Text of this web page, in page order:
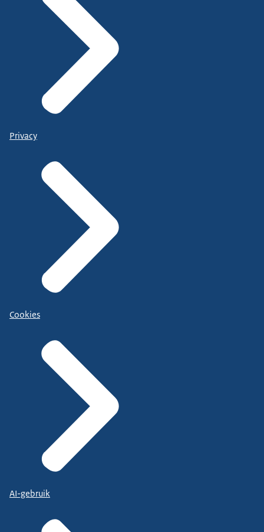
Privacy
Cookies
AI-gebruik